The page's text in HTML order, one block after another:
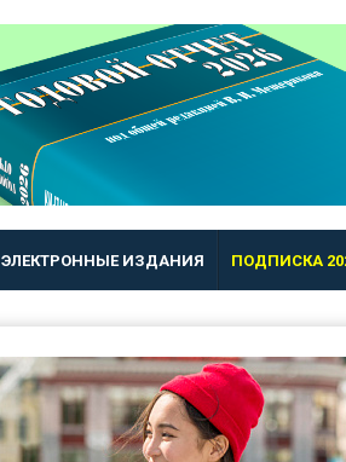
ЭЛЕКТРОННЫЕ ИЗДАНИЯ ПОДПИСКА